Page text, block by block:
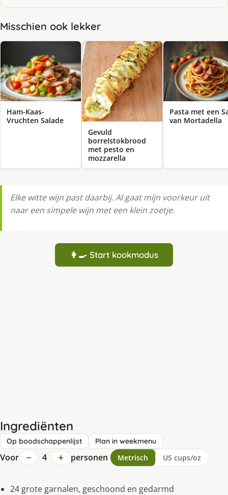
Misschien ook lekker
Ham-Kaas-
Vruchten Salade
Gevuld
borrelstokbrood
met pesto en
mozzarella
Pasta met een
van Mortadella
Elke witte wijn past daarbij. Al gaat mijn voorkeur uit
naar een simpele wijn met een klein zoetje.
👩‍🍳 Start kookmodus
Ingrediënten
Op boodschappenlijst Plan in weekmenu
Voor − 4 + personen Metrisch US cups/oz
24 grote garnalen, geschoond en gedarmd